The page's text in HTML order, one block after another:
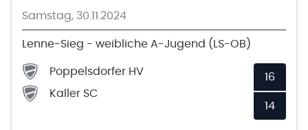
Samstag, 30.11.2024
Lenne-Sieg - weibliche A-Jugend (LS-OB)
Poppelsdorfer HV
Kaller SC
16
14